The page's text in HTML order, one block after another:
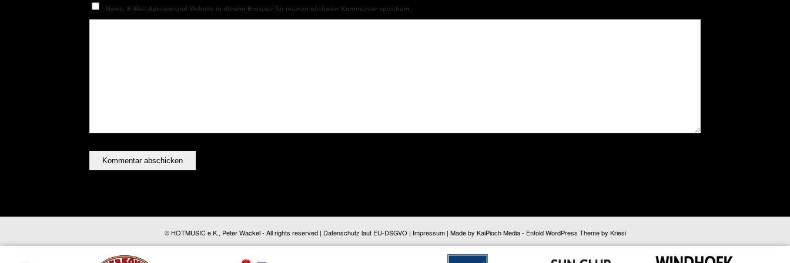
Name, E-Mail-Adresse und Website in diesem Browser für meinen nächsten Kommentar speichern.
© HOTMUSIC e.K., Peter Wackel - All rights reserved | Datenschutz laut EU-DSGVO | Impressum| Made by KaiPioch Media- Enfold WordPress Theme by Kriesi